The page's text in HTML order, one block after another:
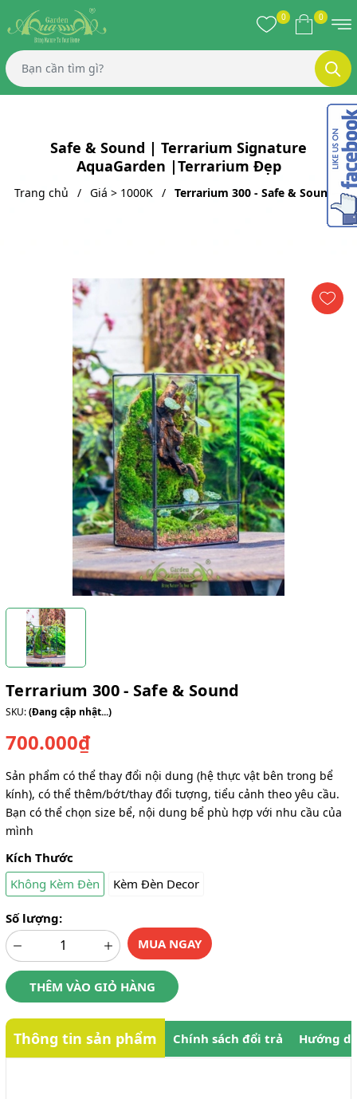
0 0
Safe & Sound | Terrarium Signature
AquaGarden |Terrarium Đẹp
Trang chủ Giá > 1000K Terrarium 300 - Safe & Sound
Terrarium 300 - Safe & Sound
SKU:(Đang cập nhật...)
700.000₫
Sản phẩm có thể thay đổi nội dung (hệ thực vật bên trong bể
kính), có thể thêm/bớt/thay đổi tượng, tiểu cảnh theo yêu cầu.
Bạn có thể chọn size bể, nội dung bể phù hợp với nhu cầu của
mình
Kích Thước
Không Kèm Đèn
Kèm Đèn Decor
Số lượng:
MUA NGAY
THÊM VÀO GIỎ HÀNG
Thông tin sản phẩm Chính sách đổi trả Hướng